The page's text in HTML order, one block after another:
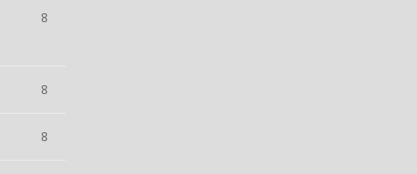
8
8
8